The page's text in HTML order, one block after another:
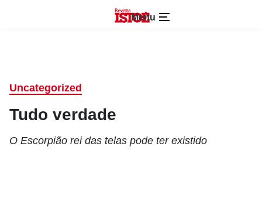
Menu
Uncategorized
Tudo verdade
O Escorpião rei das telas pode ter existido